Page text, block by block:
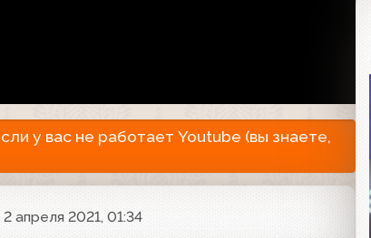
у вас не работает Youtube (вы знаете,
2 апреля 2021, 01:34